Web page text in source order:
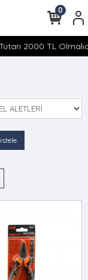
2000 TL
0